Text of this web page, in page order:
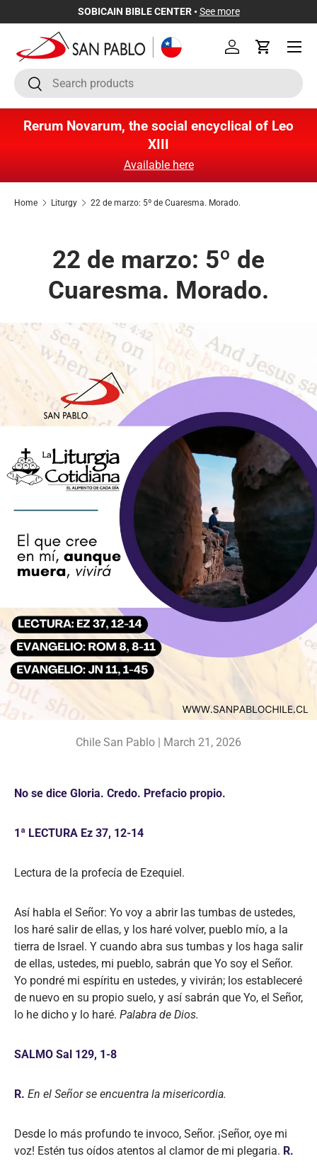
Skip to content
SOBICAIN BIBLE CENTER • See more
SearchSearch
Log inCart
Menu
Rerum Novarum, the social encyclical of Leo
XIII
Available here
Home Liturgy 22 de marzo: 5º de Cuaresma. Morado.
22 de marzo: 5º de
Cuaresma. Morado.
Chile San Pablo | March 21, 2026
No se dice Gloria. Credo. Prefacio propio.
1ª LECTURA Ez 37, 12-14
Lectura de la profecía de Ezequiel.
Así habla el Señor: Yo voy a abrir las tumbas de ustedes,
los haré salir de ellas, y los haré volver, pueblo mío, a la
tierra de Israel. Y cuando abra sus tumbas y los haga salir
de ellas, ustedes, mi pueblo, sabrán que Yo soy el Señor.
Yo pondré mi espíritu en ustedes, y vivirán; los estableceré
de nuevo en su propio suelo, y así sabrán que Yo, el Señor,
lo he dicho y lo haré. Palabra de Dios.
SALMO Sal 129, 1-8
R. En el Señor se encuentra la misericordia.
Desde lo más profundo te invoco, Señor. ¡Señor, oye mi
voz! Estén tus oídos atentos al clamor de mi plegaria. R.